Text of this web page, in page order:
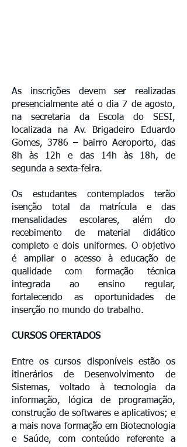
As inscrições devem ser realizadas
presencialmente até o dia 7 de agosto,
na secretaria da Escola do SESI,
localizada na Av. Brigadeiro Eduardo
Gomes, 3786 – bairro Aeroporto, das
8h às 12h e das 14h às 18h, de
segunda a sexta-feira.
Os estudantes contemplados terão
isenção total da matrícula e das
mensalidades escolares, além do
recebimento de material didático
completo e dois uniformes. O objetivo
é ampliar o acesso à educação de
qualidade com formação técnica
integrada ao ensino regular,
fortalecendo as oportunidades de
inserção no mundo do trabalho.
CURSOS OFERTADOS
Entre os cursos disponíveis estão os
itinerários de Desenvolvimento de
Sistemas, voltado à tecnologia da
informação, lógica de programação,
construção de softwares e aplicativos; e
a mais nova formação em Biotecnologia
e Saúde, com conteúdo referente a